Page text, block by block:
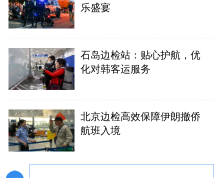
乐盛宴
石岛边检站：贴心护航，优
化对韩客运服务
北京边检高效保障伊朗撤侨
航班入境